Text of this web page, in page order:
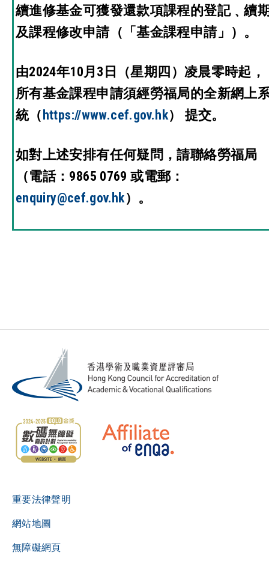
續進修基金可獲發還款項課程的登記﹑續
及課程修改申請（「基金課程申請」）。
由2024年10月3日（星期四）凌晨零時起，
所有基金課程申請須經勞福局的全新網上
統（ https://www.cef.gov.hk） 提交。
如對上述安排有任何疑問，請聯絡勞福局
（電話：9865 0769 或電郵：
enquiry@cef.gov.hk）。
重要法律聲明
網站地圖
無障礙網頁